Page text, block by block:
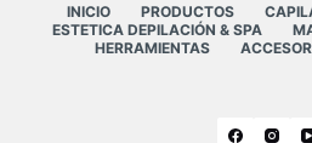
INICIO PRODUCTOS
ESTETICA DEPILACIÓN & SPA
HERRAMIENTAS